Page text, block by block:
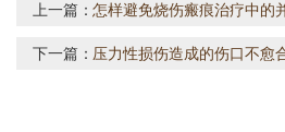
上一篇：怎样避免烧伤瘢痕治疗中的
下一篇： 压力性损伤造成的伤口不愈